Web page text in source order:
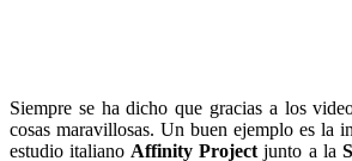
Siempre se ha dicho que gracias a los
cosas maravillosas. Un buen ejemplo es la
estudio italiano Affinity Project junto a la